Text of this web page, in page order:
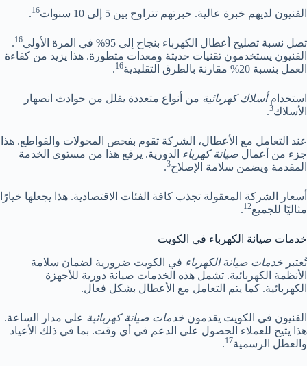
الفنيون لديهم خبرة عالية. خبرتهم تتراوح بين 5 إلى 10 سنوات 16
.
تصل نسبة تصليح أعطال الكهرباء بنجاح إلى 95% في المرة الأولى 16
.
الفنيون يستخدمون تقنيات حديثة ومعدات متطورة. هذا يزيد من كفاءة
العمل بنسبة 20% مقارنة بالطرق التقليدية
16
.
استخدامأسلاك كهربائية من أنواع متعددة يقلل من حوادث انصهار
الأسلاك3
.
عند التعامل مع الأعطال، الشركة تقوم بفحص المحولات والقواطع. هذا
جزء من أعمال صيانة كهرباء الدورية. يرفع هذا من مستوى الخدمة
المقدمة ويضمن سلامة الإصلاح3
.
أسعار الشركة المعقولة تجذب كافة الفئات الاقتصادية. هذا يجعلها خيارًا
مثاليًا للجميع12
.
خدمات صيانة الكهرباء في الكويت
تُعتبر خدمات صيانة الكهرباء في الكويت ضرورية لضمان سلامة
الأنظمة الكهربائية. تشمل هذه الخدمات صيانة دورية للأجهزة
الكهربائية. كما يتم التعامل مع الأعطال بشكل فعال.
الفنيون في الكويت يقدمون خدمات صيانة كهربائية على مدار الساعة.
هذا يتيح للعملاء الحصول على الدعم في أي وقت. بما في ذلك الأعياد
والعطل الرسمية17
.